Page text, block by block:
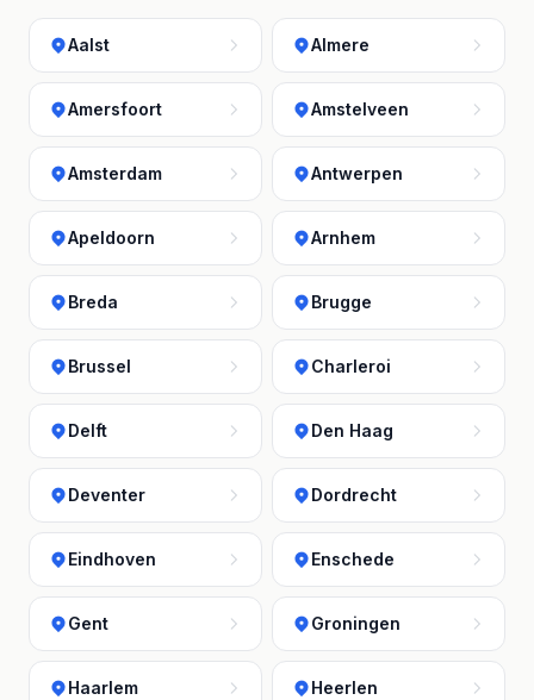
Aalst Almere
Amersfoort Amstelveen
Amsterdam Antwerpen
Apeldoorn Arnhem
Breda Brugge
Brussel Charleroi
Delft Den Haag
Deventer Dordrecht
Eindhoven Enschede
Gent Groningen
Haarlem Heerlen